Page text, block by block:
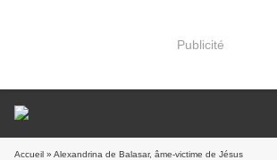
Publicité
Accueil » Alexandrina de Balasar, âme-victime de Jésus